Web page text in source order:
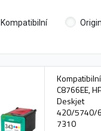
Kompatibilní
C8766EE,
Deskjet
420/5740/
7310